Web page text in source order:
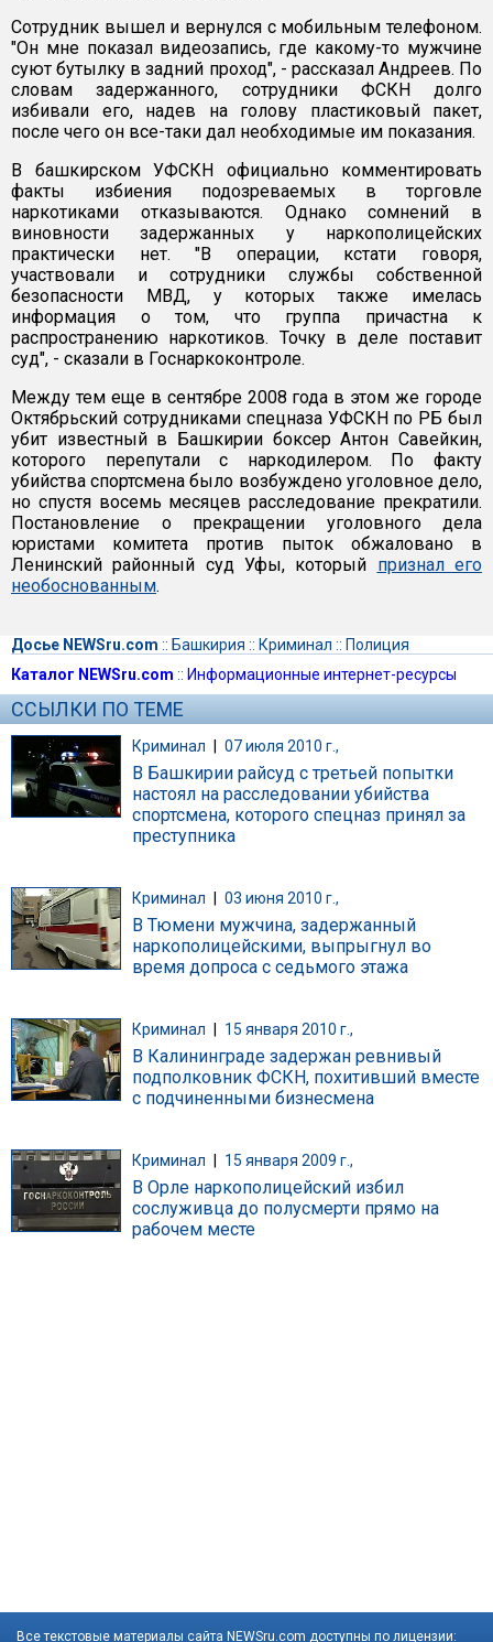
Сотрудник вышел и вернулся с мобильным телефоном.
"Он мне показал видеозапись, где какому-то мужчине
суют бутылку в задний проход", - рассказал Андреев. По
словам задержанного, сотрудники ФСКН долго
избивали его, надев на голову пластиковый пакет,
после чего он все-таки дал необходимые им показания.
В башкирском УФСКН официально комментировать
факты избиения подозреваемых в торговле
наркотиками отказываются. Однако сомнений в
виновности задержанных у наркополицейских
практически нет. "В операции, кстати говоря,
участвовали и сотрудники службы собственной
безопасности МВД, у которых также имелась
информация о том, что группа причастна к
распространению наркотиков. Точку в деле поставит
суд", - сказали в Госнаркоконтроле.
Между тем еще в сентябре 2008 года в этом же городе
Октябрьский сотрудниками спецназа УФСКН по РБ был
убит известный в Башкирии боксер Антон Савейкин,
которого перепутали с наркодилером. По факту
убийства спортсмена было возбуждено уголовное дело,
но спустя восемь месяцев расследование прекратили.
Постановление о прекращении уголовного дела
юристами комитета против пыток обжаловано в
Ленинский районный суд Уфы, который признал его
необоснованным.
Досье NEWSru.com :: Башкирия :: Криминал :: Полиция
Каталог NEWSru.com :: Информационные интернет-ресурсы
ССЫЛКИ ПО ТЕМЕ
Криминал | 07 июля 2010 г.,
В Башкирии райсуд с третьей попытки
настоял на расследовании убийства
спортсмена, которого спецназ принял за
преступника
Криминал 03 июня 2010 г.,
В Тюмени мужчина, задержанный
наркополицейскими, выпрыгнул во
время допроса с седьмого этажа
Криминал 15 января 2010 г.,
В Калининграде задержан ревнивый
подполковник ФСКН, похитивший вместе
с подчиненными бизнесмена
Криминал 15 января 2009 г.,
В Орле наркополицейский избил
сослуживца до полусмерти прямо на
рабочем месте
Все текстовые материалы сайта NEWSru.com доступны по лицензии: